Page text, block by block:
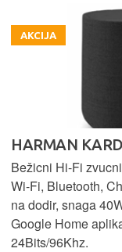
AKCIJA
HARMAN
Bežicni Hi-Fi
Wi-Fi, Bluetooth,
na dodir, snaga
Google Home
24Bits/96Khz.